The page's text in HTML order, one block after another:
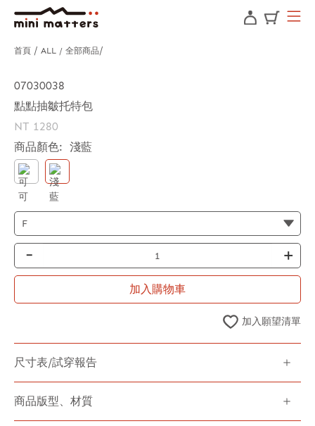
首頁 ALL / 全部商品
07030038
點點抽皺托特包
NT 1280
商品顏色: 淺藍
- +
加入購物車
加入願望清單
尺寸表/試穿報告
商品版型、材質